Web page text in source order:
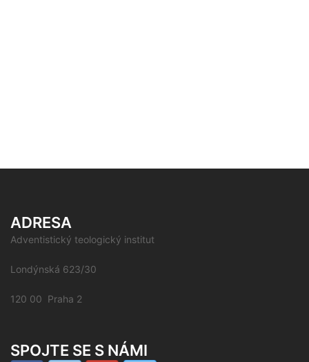
ADRESA
Adventistický teologický institut
Londýnská 623/30
120 00 Praha 2
SPOJTE SE S NÁMI